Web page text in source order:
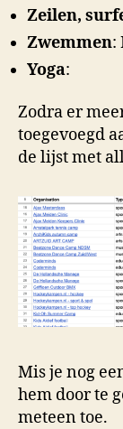
Zeilen,
Zwemmen:
Yoga:
Zodra er
toegevoegd
de lijst met
Mis je nog
hem door te
meteen toe.